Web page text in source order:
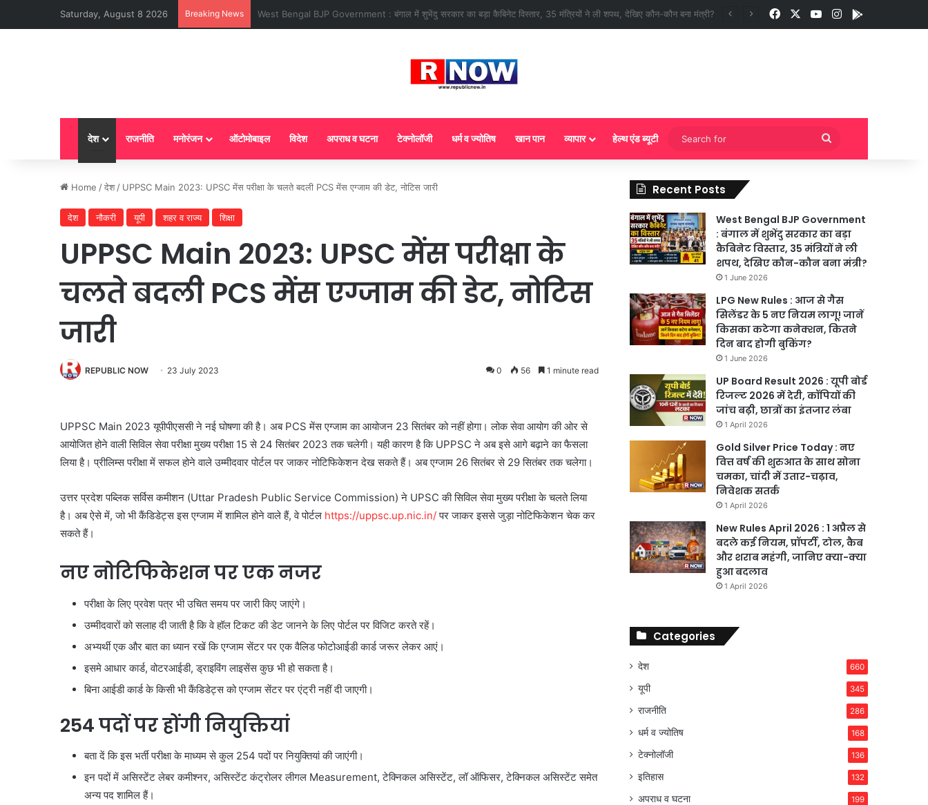
Saturday, August 8 2026 Breaking News LPG New Rules : आज से गैस सिलेंडर के 5 नए नियम लागू! जानें किसका कटेगा कनेक्शन, कितने दिन बाद होगी बुकिंग? FacebookYouTubeInstagram
देश राजनीति मनोरंजन ऑटोमोबाइल विदेश अपराध व घटना टेक्नोलॉजी धर्म व ज्योतिष खान पान व्यापार हेल्थ एंड ब्यूटी
Search
for
Home /देश / UPPSC Main 2023: UPSC मेंस परीक्षा के चलते बदली PCS मेंस एग्जाम की डेट, नोटिस जारी
देश नौकरी यूपी शहर व राज्य शिक्षा
UPPSC Main 2023: UPSC मेंस परीक्षा के
चलते बदली PCS मेंस एग्जाम की डेट, नोटिस
जारी
REPUBLIC NOW 23 July 2023 0 56 1 minute read
UPPSC Main 2023 यूपीपीएससी ने नई घोषणा की है। अब PCS मेंस एग्जाम का आयोजन 23 सितंबर को नहीं होगा। लोक सेवा आयोग की ओर से
आयोजित होने वाली सिविल सेवा परीक्षा मुख्य परीक्षा 15 से 24 सितंबर 2023 तक चलेगी। यही कारण है कि UPPSC ने अब इसे आगे बढ़ाने का फैसला
लिया है। प्रीलिम्स परीक्षा में सफल होने वाले उम्मीदवार पोर्टल पर जाकर नोटिफिकेशन देख सकते हैं। अब एग्जाम 26 सितंबर से 29 सितंबर तक चलेगा।
उत्तर प्रदेश पब्लिक सर्विस कमीशन (Uttar Pradesh Public Service Commission) ने UPSC की सिविल सेवा मुख्य परीक्षा के चलते लिया
है। अब ऐसे में, जो भी कैंडिडेट्स इस एग्जाम में शामिल होने वाले हैं, वे पोर्टल https://uppsc.up.nic.in/पर जाकर इससे जुड़ा नोटिफिकेशन चेक कर
सकते हैं।
नए नोटिफिकेशन पर एक नजर
परीक्षा के लिए प्रवेश पत्र भी उचित समय पर जारी किए जाएंगे।
उम्मीदवारों को सलाह दी जाती है कि वे हॉल टिकट की डेट जानने के लिए पोर्टल पर विजिट करते रहें।
अभ्यर्थी एक और बात का ध्यान रखें कि एग्जाम सेंटर पर एक वैलिड फोटोआईडी कार्ड जरूर लेकर आएं।
इसमे आधार कार्ड, वोटरआईडी, ड्राइविंग लाइसेंस कुछ भी हो सकता है।
बिना आईडी कार्ड के किसी भी कैंडिडेट्स को एग्जाम सेंटर पर एंट्री नहीं दी जाएगी।
254 पदों पर होंगी नियुक्तियां
बता दें कि इस भर्ती परीक्षा के माध्यम से कुल 254 पदों पर नियुक्तियां की जाएंगी।
इन पदों में असिस्टेंट लेबर कमीश्नर, असिस्टेंट कंट्रोलर लीगल Measurement, टेक्निकल असिस्टेंट, लॉ ऑफिसर, टेक्निकल असिस्टेंट समेत
अन्य पद शामिल हैं।
Recent Posts
West Bengal BJP Government
: बंगाल में शुभेंदु सरकार का बड़ा
कैबिनेट विस्तार, 35 मंत्रियों ने ली
शपथ, देखिए कौन-कौन बना मंत्री?
1 June 2026
LPG New Rules : आज से गैस
सिलेंडर के 5 नए नियम लागू! जानें
किसका कटेगा कनेक्शन, कितने
दिन बाद होगी बुकिंग?
1 June 2026
UP Board Result 2026 : यूपी बोर्ड
रिजल्ट 2026 में देरी, कॉपियों की
जांच बढ़ी, छात्रों का इंतजार लंबा
1 April 2026
Gold Silver Price Today : नए
वित्त वर्ष की शुरुआत के साथ सोना
चमका, चांदी में उतार-चढ़ाव,
निवेशक सतर्क
1 April 2026
New Rules April 2026 : 1 अप्रैल से
बदले कई नियम, प्रॉपर्टी, टोल, कैब
और शराब महंगी, जानिए क्या-क्या
हुआ बदलाव
1 April 2026
Categories
देश 660
यूपी 345
राजनीति 286
धर्म व ज्योतिष 168
टेक्नोलॉजी 136
इतिहास 132
अपराध व घटना 199